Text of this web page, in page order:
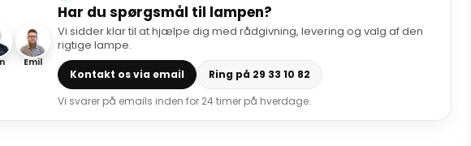
Emil
Har du spørgsmål til lampen?
Vi sidder klar til at hjælpe dig med rådgivning, levering og valg af den
rigtige lampe.
Kontakt os via email
Ring på 29 33 10 82
Vi svarer på emails inden for 24 timer på hverdage.